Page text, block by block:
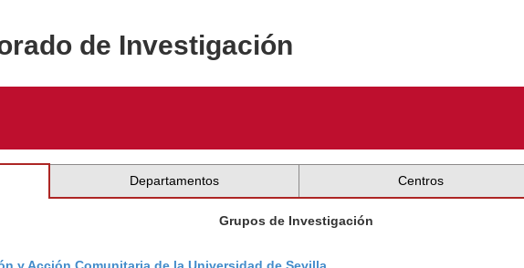
de Investigación
Departamentos Centros
Grupos de Investigación